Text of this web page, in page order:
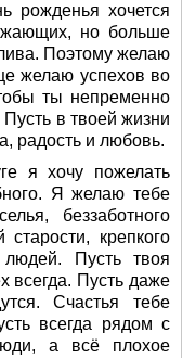
рожденья хочется
но больше
Поэтому желаю
желаю успехов во
ты непременно
в твоей жизни
радость и любовь.
я хочу пожелать
Я желаю тебе
беззаботного
крепкого
Пусть твоя
всегда. Пусть даже
Счастья тебе
всегда рядом с
а всё плохое